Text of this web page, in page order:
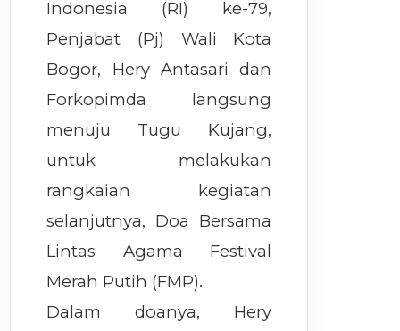
Indonesia (RI) ke-79,
Penjabat (Pj) Wali Kota
Bogor, Hery Antasari dan
Forkopimda langsung
menuju Tugu Kujang,
untuk melakukan
rangkaian kegiatan
selanjutnya, Doa Bersama
Lintas Agama Festival
Merah Putih (FMP).
Dalam doanya, Hery